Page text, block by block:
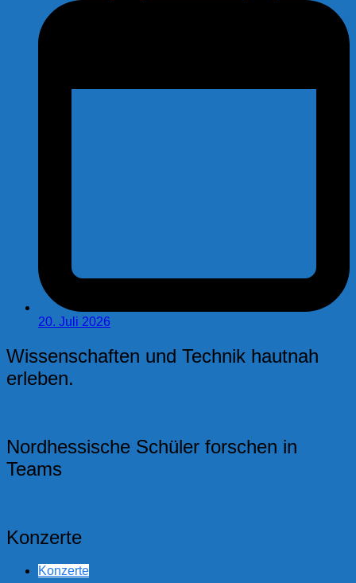
20. Juli 2026
Wissenschaften und Technik hautnah
erleben.
Nordhessische Schüler forschen in
Teams
Konzerte
Konzerte